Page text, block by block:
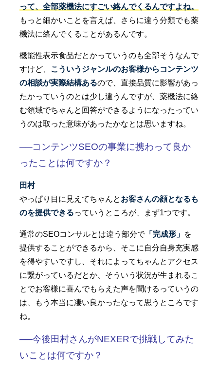
って、全部薬機法にすごい絡んでくるんですよね。
もっと細かいことを言えば、さらに違う分類でも薬
機法に絡んでくることがあるんです。
機能性表示食品だとかっていうのも全部そうなんで
すけど、 こういうジャンルのお客様からコンテンツ
の相談が実際結構あるので、直接品質に影響があっ
たかっていうのとは少し違うんですが、薬機法に絡
む領域でちゃんと回答ができるようになったってい
うのは取った意味があったかなとは思いますね。
──コンテンツSEOの事業に携わって良か
ったことは何ですか？
田村
やっぱり目に見えてちゃんと お客さんの顔となるも
のを提供できるっていうところが、まず1つです。
通常のSEOコンサルとは違う部分で「完成形」 を
提供することができるから、そこに自分自身充実感
を得やすいですし、それによってちゃんとアクセス
に繋がっているだとか、そういう状況が生まれるこ
とでお客様に喜んでもらえた声を聞けるっていうの
は、もう本当に凄い良かったなって思うところです
ね。
──今後田村さんがNEXERで挑戦してみた
いことは何ですか？